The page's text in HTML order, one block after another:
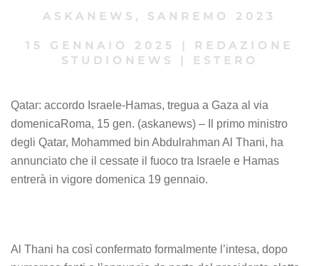
ASKANEWS , SANREMO 2023
15 GENNAIO 2025
REDAZIONE
STUDIONEWS
ESTERO
Qatar: accordo Israele-Hamas, tregua a Gaza al via
domenicaRoma, 15 gen. (askanews) – Il primo ministro
degli Qatar, Mohammed bin Abdulrahman Al Thani, ha
annunciato che il cessate il fuoco tra Israele e Hamas
entrerà in vigore domenica 19 gennaio.
Al Thani ha così confermato formalmente l’intesa, dopo